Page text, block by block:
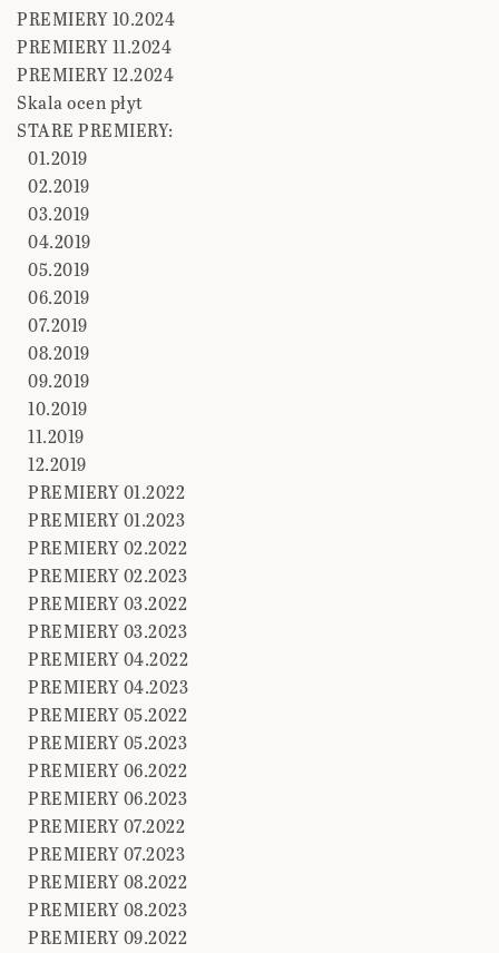
PREMIERY 10.2024
PREMIERY 11.2024
PREMIERY 12.2024
Skala ocen płyt
STARE PREMIERY:
01.2019
02.2019
03.2019
04.2019
05.2019
06.2019
07.2019
08.2019
09.2019
10.2019
11.2019
12.2019
PREMIERY 01.2022
PREMIERY 01.2023
PREMIERY 02.2022
PREMIERY 02.2023
PREMIERY 03.2022
PREMIERY 03.2023
PREMIERY 04.2022
PREMIERY 04.2023
PREMIERY 05.2022
PREMIERY 05.2023
PREMIERY 06.2022
PREMIERY 06.2023
PREMIERY 07.2022
PREMIERY 07.2023
PREMIERY 08.2022
PREMIERY 08.2023
PREMIERY 09.2022